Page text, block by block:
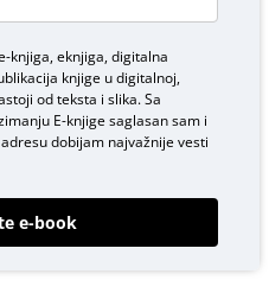
knjiga, eknjiga, digitalna
knjige u digitalnoj,
od teksta i slika. Sa
E-knjigesaglasan sam i
dobijam najvažnije vesti
e-book